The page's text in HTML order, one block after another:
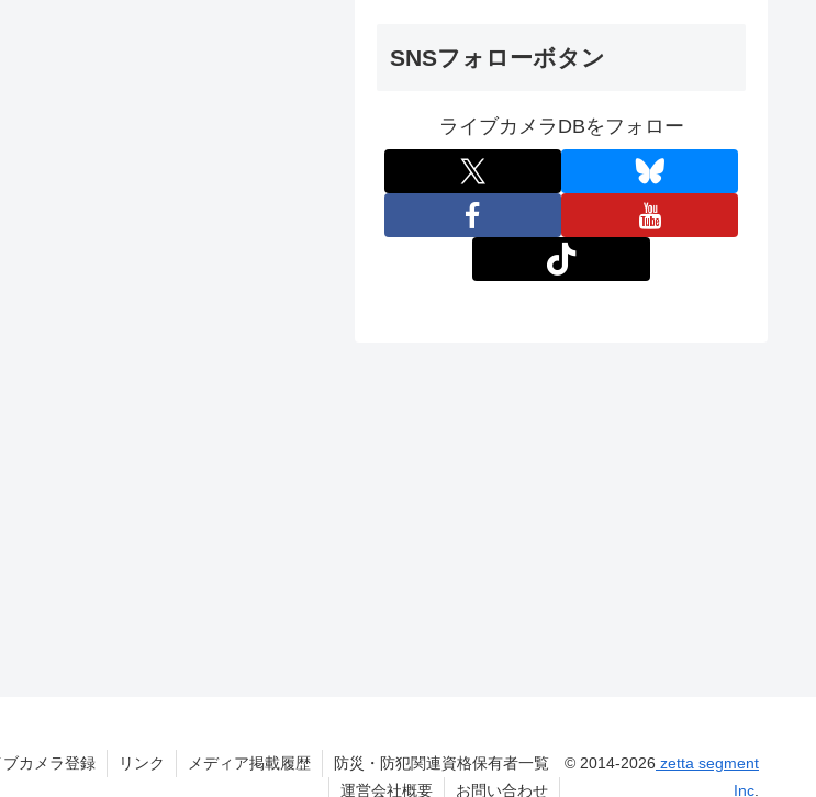
SNSフォローボタン
ライブカメラDBをフォロー
ブカメラ登録 リンク メディア掲載履歴
防災・防犯関連資格保有者一覧
運営会社概要
お問い合わせ
© 2014-2026 zetta segment
Inc